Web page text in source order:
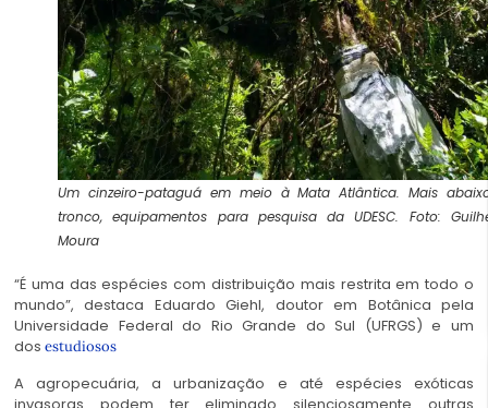
Um cinzeiro-pataguá em meio à Mata Atlântica. Mais
tronco, equipamentos para pesquisa da UDESC. Foto:
Moura
“É uma das espécies com distribuição mais restrita em todo o
mundo”, destaca Eduardo Giehl, doutor em Botânica pela
Universidade Federal do Rio Grande do Sul (UFRGS) e um
dos estudiosos
A agropecuária, a urbanização e até espécies exóticas